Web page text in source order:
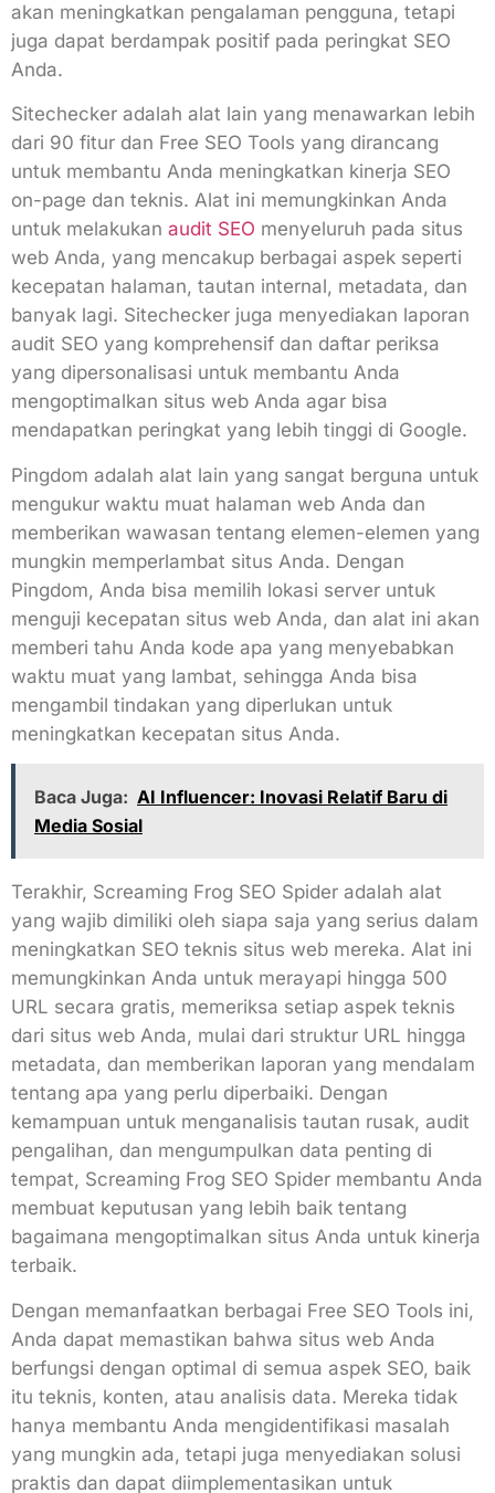
akan meningkatkan pengalaman pengguna, tetapi
juga dapat berdampak positif pada peringkat SEO
Anda.
Sitechecker adalah alat lain yang menawarkan lebih
dari 90 fitur dan Free SEO Tools yang dirancang
untuk membantu Anda meningkatkan kinerja SEO
on-page dan teknis. Alat ini memungkinkan Anda
untuk melakukan audit SEO menyeluruh pada situs
web Anda, yang mencakup berbagai aspek seperti
kecepatan halaman, tautan internal, metadata, dan
banyak lagi. Sitechecker juga menyediakan laporan
audit SEO yang komprehensif dan daftar periksa
yang dipersonalisasi untuk membantu Anda
mengoptimalkan situs web Anda agar bisa
mendapatkan peringkat yang lebih tinggi di Google.
Pingdom adalah alat lain yang sangat berguna untuk
mengukur waktu muat halaman web Anda dan
memberikan wawasan tentang elemen-elemen yang
mungkin memperlambat situs Anda. Dengan
Pingdom, Anda bisa memilih lokasi server untuk
menguji kecepatan situs web Anda, dan alat ini akan
memberi tahu Anda kode apa yang menyebabkan
waktu muat yang lambat, sehingga Anda bisa
mengambil tindakan yang diperlukan untuk
meningkatkan kecepatan situs Anda.
Baca Juga: AI Influencer: Inovasi Relatif Baru di
Media Sosial
Terakhir, Screaming Frog SEO Spider adalah alat
yang wajib dimiliki oleh siapa saja yang serius dalam
meningkatkan SEO teknis situs web mereka. Alat ini
memungkinkan Anda untuk merayapi hingga 500
URL secara gratis, memeriksa setiap aspek teknis
dari situs web Anda, mulai dari struktur URL hingga
metadata, dan memberikan laporan yang mendalam
tentang apa yang perlu diperbaiki. Dengan
kemampuan untuk menganalisis tautan rusak, audit
pengalihan, dan mengumpulkan data penting di
tempat, Screaming Frog SEO Spider membantu Anda
membuat keputusan yang lebih baik tentang
bagaimana mengoptimalkan situs Anda untuk kinerja
terbaik.
Dengan memanfaatkan berbagai Free SEO Tools ini,
Anda dapat memastikan bahwa situs web Anda
berfungsi dengan optimal di semua aspek SEO, baik
itu teknis, konten, atau analisis data. Mereka tidak
hanya membantu Anda mengidentifikasi masalah
yang mungkin ada, tetapi juga menyediakan solusi
praktis dan dapat diimplementasikan untuk